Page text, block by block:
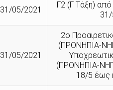
31/05/2021
Γ2 (Γ Τάξη)
31/05/2021
2ο
(ΠΡΟΝΗΠΙΑ-
(ΠΡΟΝΗΠΙΑ-
18/5 έως